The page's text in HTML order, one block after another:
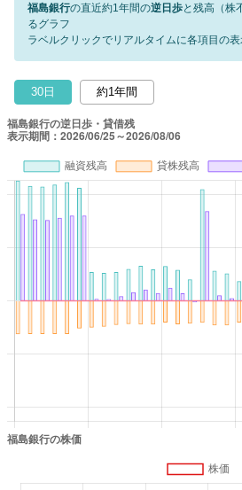
福島銀行の直近約1年間の逆日歩と残高（株
るグラフ
ラベルクリックでリアルタイムに各項目の
30日 約1年間